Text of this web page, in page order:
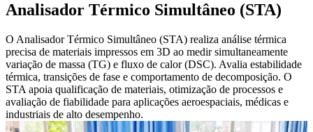
Analisador Térmico Simultâneo (STA)
O Analisador Térmico Simultâneo (STA) realiza análise térmica
precisa de materiais impressos em 3D ao medir simultaneamente
variação de massa (TG) e fluxo de calor (DSC). Avalia estabilidade
térmica, transições de fase e comportamento de decomposição. O
STA apoia qualificação de materiais, otimização de processos e
avaliação de fiabilidade para aplicações aeroespaciais, médicas e
industriais de alto desempenho.